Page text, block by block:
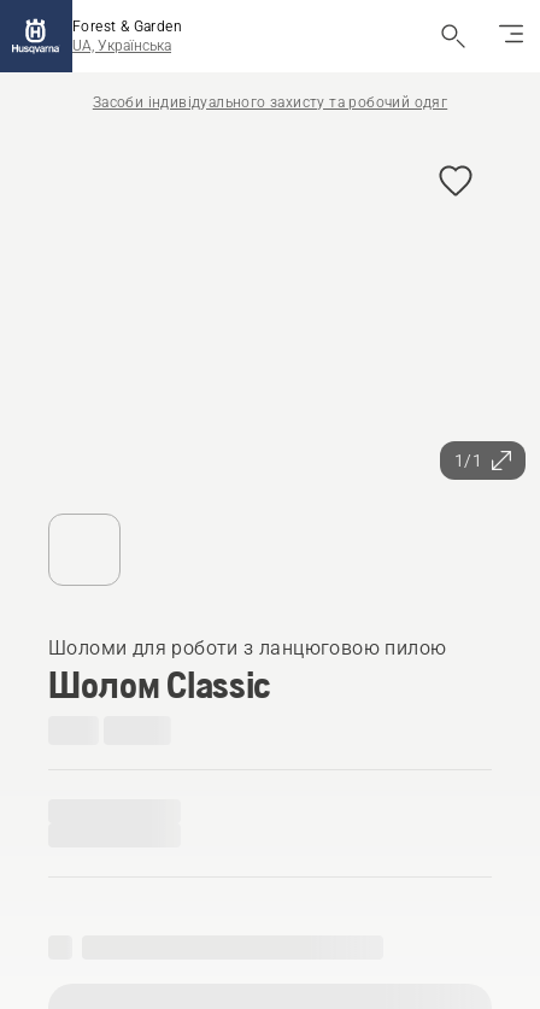
Forest & Garden
UA, Українська
Засоби індивідуального захисту та робочий одяг
1/1
Шоломи для роботи з ланцюговою пилою
Шолом Classic